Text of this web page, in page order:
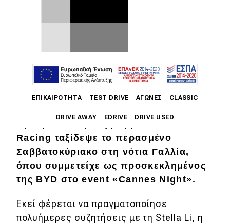
ΕΠΙΚΑΙΡΌΤΗΤΑ TEST DRIVE ΑΓΏΝΕΣ CLASSIC
DRIVE AWAY EDRIVE DRIVE USED
Main navigation
Επικαιρότητα
Νέα μοντέλα
Πρωτότυπα
Ελλάδα
Racing ταξίδεψε το περασμένο
Σαββατοκύριακο στη νότια Γαλλία,
όπου συμμετείχε ως προσκεκλημένος
της BYD στο event «Cannes Night».
Εκεί φέρεται να πραγματοποίησε
πολυήμερες συζητήσεις με τη Stella Li, η